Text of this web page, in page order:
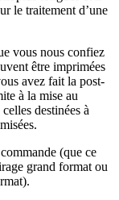
le traitement d’une
vous nous confiez
être imprimées
avez fait la post-
à la mise au
destinées à
(que ce
grand format ou